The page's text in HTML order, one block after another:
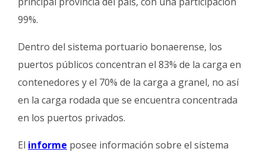
99%.
Dentro del sistema portuario bonaerense, los
puertos públicos concentran el 83% de la carga en
contenedores y el 70% de la carga a granel, no así
en la carga rodada que se encuentra concentrada
en los puertos privados.
El informe posee información sobre el sistema